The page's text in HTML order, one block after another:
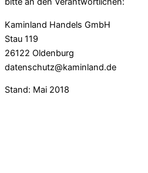
Kaminland Handels GmbH
Stau 119
26122 Oldenburg
datenschutz@kaminland.de
Stand: Mai 2018